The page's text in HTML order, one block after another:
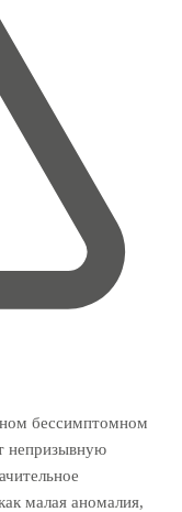
бессимптомном
непризывную
малая аномалия,